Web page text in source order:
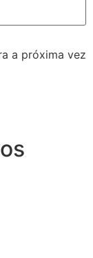
a próxima vez